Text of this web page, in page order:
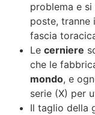
problema e
poste, tranne
fascia
Le cerniere
che le
mondo, e
serie (X) per
Il taglio della